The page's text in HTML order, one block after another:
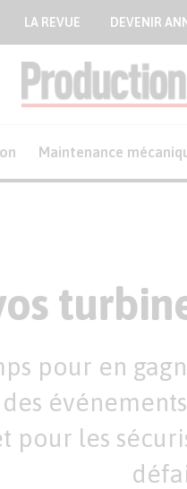
LA REVUE DEVENIR
Maintenance
pour en
pour les